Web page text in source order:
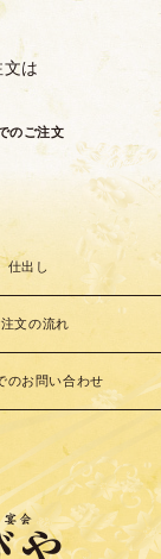
は
のご注文
仕出し
文の流れ
のお問い合わせ